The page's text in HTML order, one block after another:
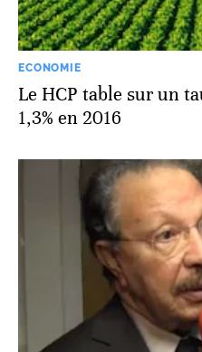
ECONOMIE
Le HCP table sur un
1,3% en 2016